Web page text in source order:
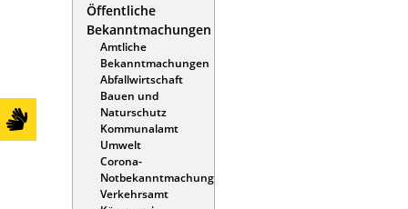
Öffentliche
Bekanntmachungen
Amtliche
Bekanntmachungen
Abfallwirtschaft
Bauen und
Naturschutz
Kommunalamt
Umwelt
Corona-
Notbekanntmachung
Verkehrsamt